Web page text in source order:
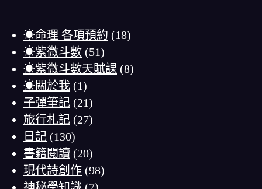
☀命理 各項預約 (18)
☀紫微斗數 (51)
☀紫微斗數天賦課 (8)
☀關於我 (1)
子彈筆記 (21)
旅行札記 (27)
日記 (130)
書籍閱讀 (20)
現代詩創作 (98)